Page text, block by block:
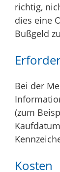
richtig,
dies eine
Bußgeld
Bei der
(zum
Kosten